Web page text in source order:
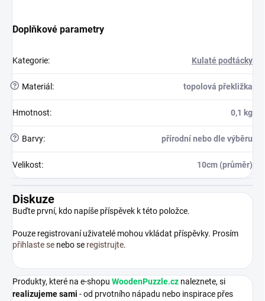
Doplňkové parametry
Kategorie: Kulaté podtácky
? Materiál : topolová překližka
Hmotnost: 0,1 kg
? Barvy: přírodní nebo dle výběru
Velikost: 10cm (průměr)
Diskuze
Buďte první, kdo napíše příspěvek k této položce.
Pouze registrovaní uživatelé mohou vkládat příspěvky. Prosím
přihlaste se nebo se registrujte.
Produkty, které na e-shopu WoodenPuzzle.cz naleznete, si
realizujeme sami - od prvotního nápadu nebo inspirace přes